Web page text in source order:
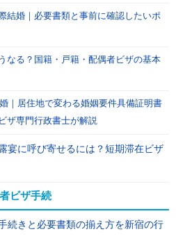
結婚｜必要書類と事前に確認したいポ
なる？国籍・戸籍・配偶者ビザの基本
｜居住地で変わる婚姻要件具備証明書
ザ専門行政書士が解説
宴に呼び寄せるには？短期滞在ビザ
ビザ手続
続きと必要書類の揃え方を新宿の行